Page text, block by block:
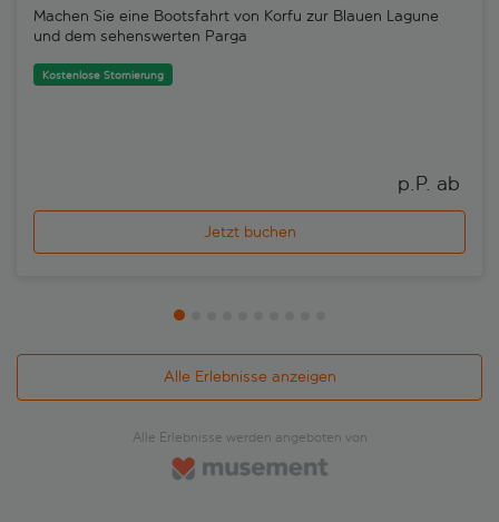
Machen Sie eine Bootsfahrt von Korfu zur Blauen Lagune
und dem sehenswerten Parga
Kostenlose Stornierung
p.P. ab
Jetzt buchen
Alle Erlebnisse anzeigen
Alle Erlebnisse werden angeboten von